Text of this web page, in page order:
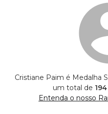
Cristiane Paim é Medalha
um total de
Entenda o nosso